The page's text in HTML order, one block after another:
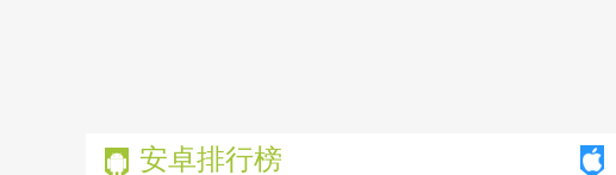
安卓排行榜